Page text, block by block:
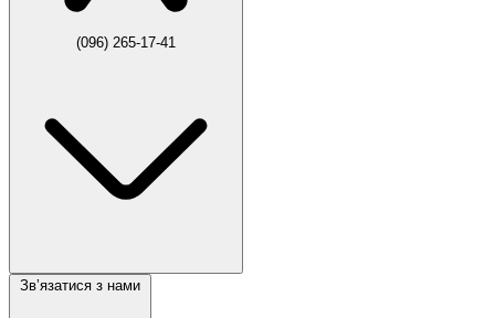
(096) 265-17-41
Звʼязатися з нами